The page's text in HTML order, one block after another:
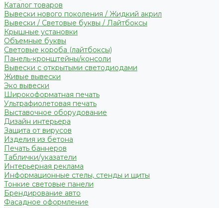
Каталог товаров
Вывески нового поколения / Жидкий акрил
Вывески / Световые буквы / Лайтбоксы
Крышные установки
Объемные буквы
Световые короба (лайтбоксы)
Панель-кронштейны/консоли
Вывески с открытыми светодиодами
Живые вывески
Эко вывески
Широкоформатная печать
Ультрафиолетовая печать
Выставочное оборудование
Дизайн интерьера
Защита от вирусов
Изделия из бетона
Печать баннеров
Таблички/указатели
Интерьерная реклама
Информационные стелы, стенды и щиты
Тонкие световые панели
Брендирование авто
Фасадное оформление